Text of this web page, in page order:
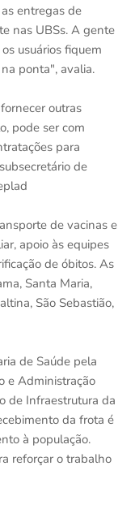
entregas de
nas UBSs. A gente
usuários fiquem
ponta", avalia.
outras
pode ser com
para
de
de vacinas e
apoio às equipes
de óbitos. As
Santa Maria,
São Sebastião,
de Saúde pela
e Administração
de Infraestrutura da
da frota é
à população.
reforçar o trabalho